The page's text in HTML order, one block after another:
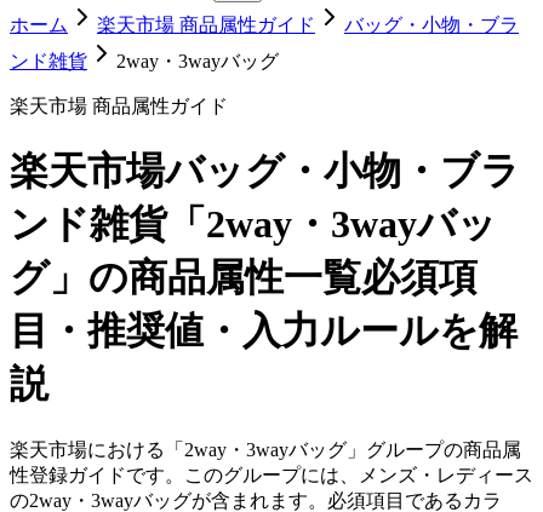
ホーム
楽天市場 商品属性ガイド
バッグ・小物・ブラ
ンド雑貨
2way・3wayバッグ
楽天市場 商品属性ガイド
楽天市場バッグ・小物・ブラ
ンド雑貨「2way・3wayバッ
グ」 の商品属性一覧必須項
目・推奨値・入力ルールを解
説
楽天市場における「2way・3wayバッグ」グループの商品属
性登録ガイドです。このグループには、メンズ・レディース
の2way・3wayバッグが含まれます。必須項目であるカラ